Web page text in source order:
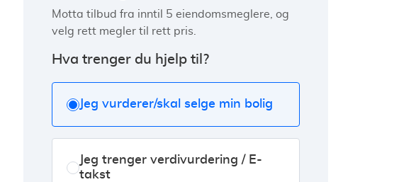
Motta tilbud fra inntil 5 eiendomsmeglere, og
velg rett megler til rett pris.
Hva trenger du hjelp til?
Jeg vurderer/skal selge min bolig
Jeg trenger verdivurdering / E-
takst